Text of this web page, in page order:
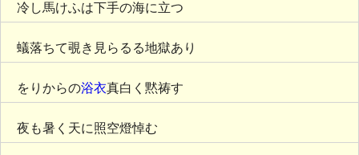
冷し馬けふは下手の海に立つ
蟻落ちて覗き見らるる地獄あり
をりからの浴衣真白く黙祷す
夜も暑く天に照空燈悼む